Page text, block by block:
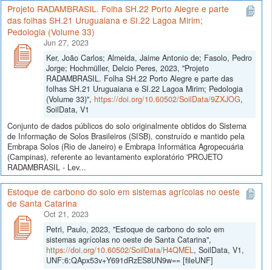
Projeto RADAMBRASIL. Folha SH.22 Porto Alegre e parte
das folhas SH.21 Uruguaiana e SI.22 Lagoa Mirim;
Pedologia (Volume 33)
Jun 27, 2023
Ker, João Carlos; Almeida, Jaime Antonio de; Fasolo, Pedro
Jorge; Hochmüller, Delcio Peres, 2023, "Projeto
RADAMBRASIL. Folha SH.22 Porto Alegre e parte das
folhas SH.21 Uruguaiana e SI.22 Lagoa Mirim; Pedologia
(Volume 33)", https://doi.org/10.60502/SoilData/9ZXJOG,
SoilData, V1
Conjunto de dados públicos do solo originalmente obtidos do Sistema
de Informação de Solos Brasileiros (SISB), construído e mantido pela
Embrapa Solos (Rio de Janeiro) e Embrapa Informática Agropecuária
(Campinas), referente ao levantamento exploratório 'PROJETO
RADAMBRASIL - Lev...
Estoque de carbono do solo em sistemas agrícolas no oeste
de Santa Catarina
Oct 21, 2023
Petri, Paulo, 2023, "Estoque de carbono do solo em
sistemas agrícolas no oeste de Santa Catarina",
https://doi.org/10.60502/SoilData/H4QMEL, SoilData, V1,
UNF:6:QApx53v+Y691dRzES8UN9w== [fileUNF]